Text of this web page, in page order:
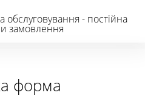
обслуговування - постійна
замовлення
форма